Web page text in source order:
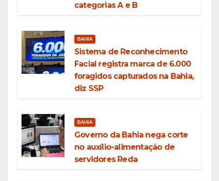
categorias A e B
BAHIA
Sistema de Reconhecimento
Facial registra marca de 6.000
foragidos capturados na Bahia,
diz SSP
BAHIA
Governo da Bahia nega corte
no auxílio-alimentação de
servidores Reda